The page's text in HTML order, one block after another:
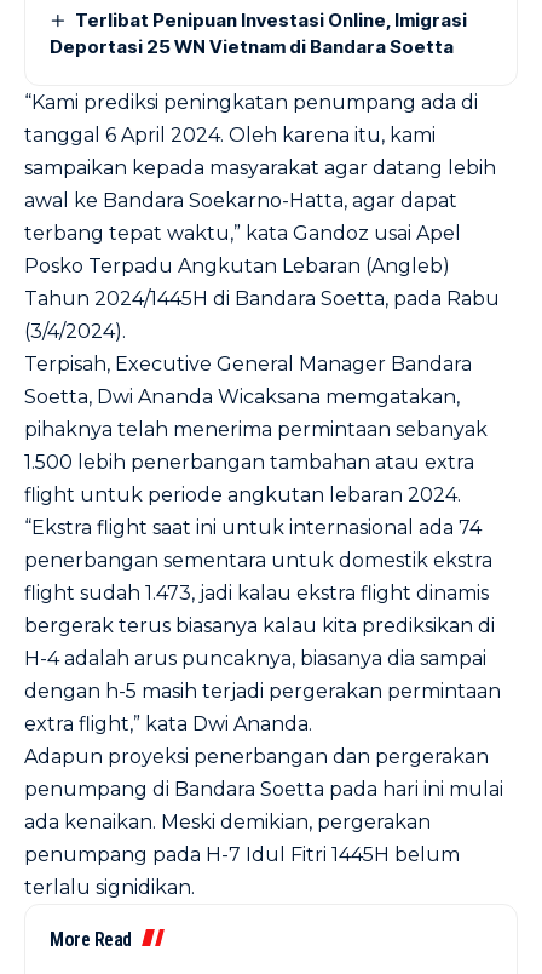
Terlibat Penipuan Investasi Online, Imigrasi
Deportasi 25 WN Vietnam di Bandara Soetta
“Kami prediksi peningkatan penumpang ada di
tanggal 6 April 2024. Oleh karena itu, kami
sampaikan kepada masyarakat agar datang lebih
awal ke Bandara Soekarno-Hatta, agar dapat
terbang tepat waktu,” kata Gandoz usai Apel
Posko Terpadu Angkutan Lebaran (Angleb)
Tahun 2024/1445H di Bandara Soetta, pada Rabu
(3/4/2024).
Terpisah, Executive General Manager Bandara
Soetta, Dwi Ananda Wicaksana memgatakan,
pihaknya telah menerima permintaan sebanyak
1.500 lebih penerbangan tambahan atau extra
flight untuk periode angkutan lebaran 2024.
“Ekstra flight saat ini untuk internasional ada 74
penerbangan sementara untuk domestik ekstra
flight sudah 1.473, jadi kalau ekstra flight dinamis
bergerak terus biasanya kalau kita prediksikan di
H-4 adalah arus puncaknya, biasanya dia sampai
dengan h-5 masih terjadi pergerakan permintaan
extra flight,” kata Dwi Ananda.
Adapun proyeksi penerbangan dan pergerakan
penumpang di Bandara Soetta pada hari ini mulai
ada kenaikan. Meski demikian, pergerakan
penumpang pada H-7 Idul Fitri 1445H belum
terlalu signidikan.
More Read